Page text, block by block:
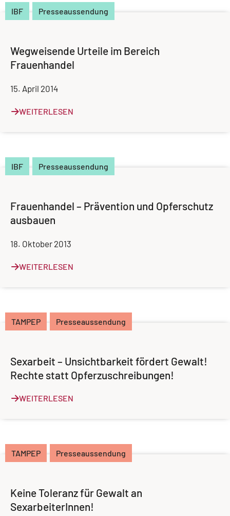
IBF Presseaussendung
Wegweisende Urteile im Bereich
Frauenhandel
15. April 2014
WEITERLESEN
IBF Presseaussendung
Frauenhandel – Prävention und Opferschutz
ausbauen
18. Oktober 2013
WEITERLESEN
TAMPEP Presseaussendung
Sexarbeit – Unsichtbarkeit fördert Gewalt!
Rechte statt Opferzuschreibungen!
WEITERLESEN
TAMPEP Presseaussendung
Keine Toleranz für Gewalt an
SexarbeiterInnen!